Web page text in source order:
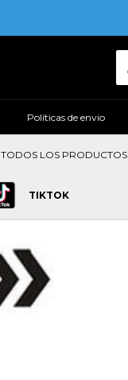
Políticas de envio
TODOS LOS PRODUCTOS
TIKTOK